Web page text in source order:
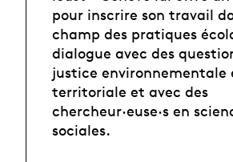
pour inscrire son travail
champ des pratiques
dialogue avec des
justice environnementale
territoriale et avec des
chercheur·euse·s en
sociales.